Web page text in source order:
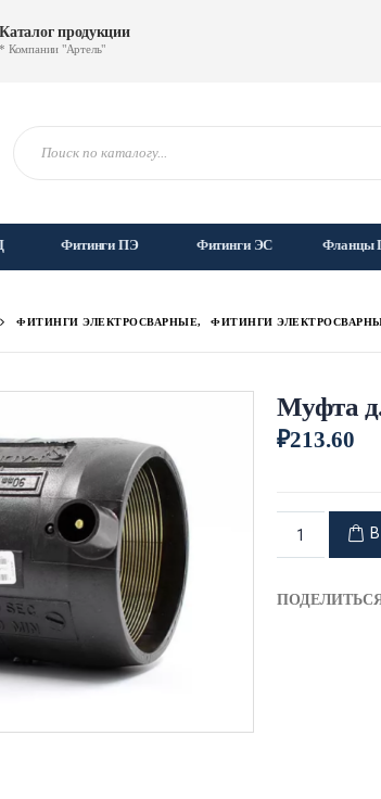
Каталог продукции
* Компании "Артель"
Фитинги ПЭ Фитинги ЭС Фланцы
ФИТИНГИ ЭЛЕКТРОСВАРНЫЕ, ФИТИНГИ
Муфта
₽213.60